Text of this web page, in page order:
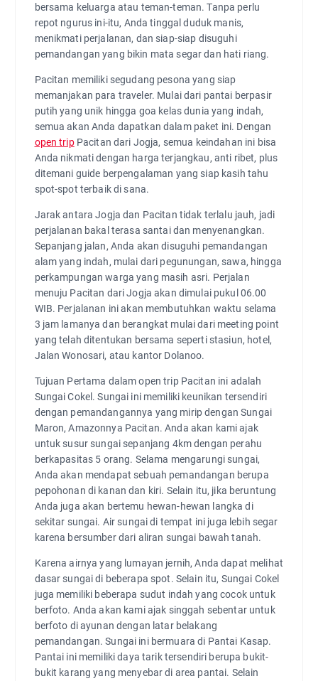
bersama keluarga atau teman-teman. Tanpa perlu
repot ngurus ini-itu, Anda tinggal duduk manis,
menikmati perjalanan, dan siap-siap disuguhi
pemandangan yang bikin mata segar dan hati riang.
Pacitan memiliki segudang pesona yang siap
memanjakan para traveler. Mulai dari pantai berpasir
putih yang unik hingga goa kelas dunia yang indah,
semua akan Anda dapatkan dalam paket ini. Dengan
open tripPacitan dari Jogja, semua keindahan ini bisa
Anda nikmati dengan harga terjangkau, anti ribet, plus
ditemani guide berpengalaman yang siap kasih tahu
spot-spot terbaik di sana.
Jarak antara Jogja dan Pacitan tidak terlalu jauh, jadi
perjalanan bakal terasa santai dan menyenangkan.
Sepanjang jalan, Anda akan disuguhi pemandangan
alam yang indah, mulai dari pegunungan, sawa, hingga
perkampungan warga yang masih asri. Perjalan
menuju Pacitan dari Jogja akan dimulai pukul 06.00
WIB. Perjalanan ini akan membutuhkan waktu selama
3 jam lamanya dan berangkat mulai dari meeting point
yang telah ditentukan bersama seperti stasiun, hotel,
Jalan Wonosari, atau kantor Dolanoo.
Tujuan Pertama dalam open trip Pacitan ini adalah
Sungai Cokel. Sungai ini memiliki keunikan tersendiri
dengan pemandangannya yang mirip dengan Sungai
Maron, Amazonnya Pacitan. Anda akan kami ajak
untuk susur sungai sepanjang 4km dengan perahu
berkapasitas 5 orang. Selama mengarungi sungai,
Anda akan mendapat sebuah pemandangan berupa
pepohonan di kanan dan kiri. Selain itu, jika beruntung
Anda juga akan bertemu hewan-hewan langka di
sekitar sungai. Air sungai di tempat ini juga lebih segar
karena bersumber dari aliran sungai bawah tanah.
Karena airnya yang lumayan jernih, Anda dapat melihat
dasar sungai di beberapa spot. Selain itu, Sungai Cokel
juga memiliki beberapa sudut indah yang cocok untuk
berfoto. Anda akan kami ajak singgah sebentar untuk
berfoto di ayunan dengan latar belakang
pemandangan. Sungai ini bermuara di Pantai Kasap.
Pantai ini memiliki daya tarik tersendiri berupa bukit-
bukit karang yang menyebar di area pantai. Selain